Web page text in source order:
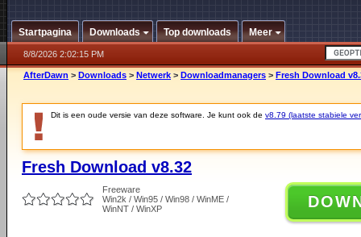
Startpagina Downloads Top downloads Meer
8/8/2026 2:02:15 PM
AfterDawn > Downloads > Netwerk > Downloadmanagers > Fresh Download
Dit is een oude versie van deze software. Je kunt ook de v8.79 (laatste stabiele
Fresh Download v8.32
Freeware
Win2k / Win95 / Win98 / WinME /
WinNT / WinXP